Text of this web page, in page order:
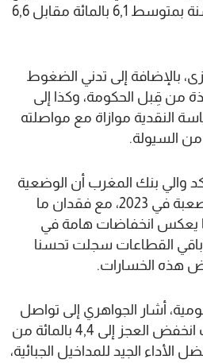
بشكل تدريجي ليكمل السنة بمتوسط 6,1 بالمائة مقابل 6,6
بالإضافة إلى تدني الضغوط
من قِبل الحكومة، وكذا إلى
النقدية موازاة مع مواصلته
من السيولة.
والي بنك المغرب أن الوضعية
في سوق الشغل ظلت صعبة في 2023، مع فقدان ما
ما يعكس انخفاضات هامة في
باقي القطاعات سجلت تحسنا
هذه الخسارات.
أشار الجواهري إلى تواصل
جهود تعزيز الميزانية حيث انخفض العجز إلى 4,4 بالمائة من
الأداء الجيد للمداخيل الجبائية،